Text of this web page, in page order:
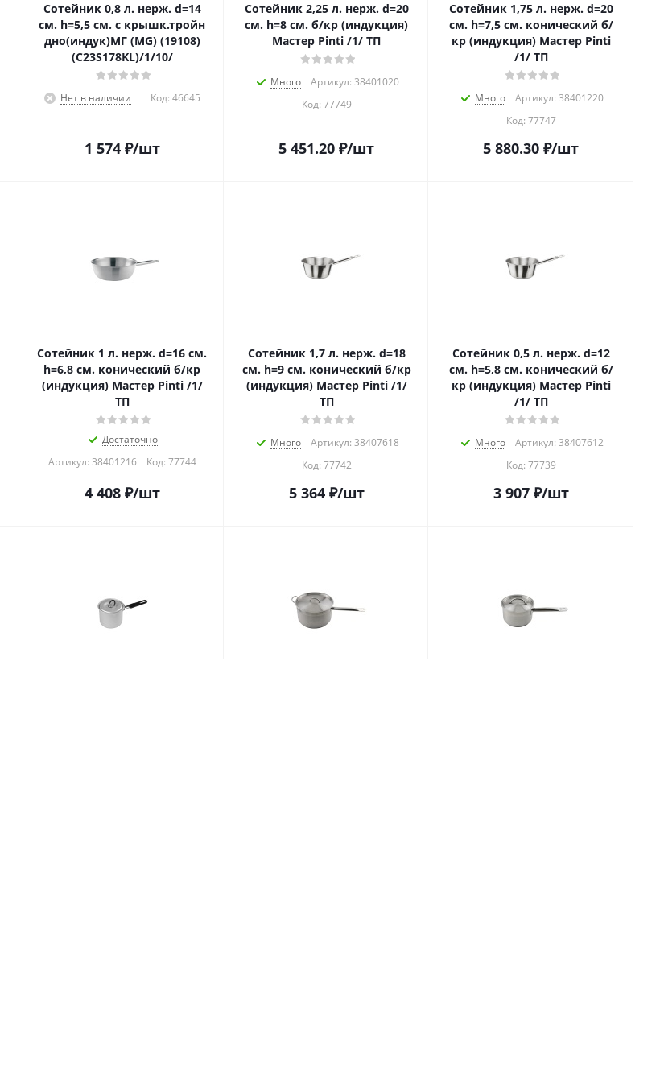
Сотейник 0,8 л. нерж. d=14
см. h=5,5 см. с крышк.тройн
дно(индук)МГ (MG) (19108)
(С23S178KL)/1/10/
Нет в наличии Код: 46645
1 574₽/шт
Сотейник 2,25 л. нерж. d=20
см. h=8 см. б/кр (индукция)
Мастер Pinti /1/ ТП
Много
Артикул: 38401020
Код: 77749
5 451.20 ₽/шт
Сотейник 1,75 л. нерж. d=20
см. h=7,5 см. конический б/
кр (индукция) Мастер Pinti
/1/ ТП
Много
Артикул: 38401220
Код: 77747
5 880.30 ₽/шт
Сотейник 1 л. нерж. d=16 см.
h=6,8 см. конический б/кр
(индукция) Мастер Pinti /1/
ТП
Достаточно
Артикул: 38401216
Код: 77744
4 408₽/шт
Сотейник 1,7 л. нерж. d=18
см. h=9 см. конический б/кр
(индукция) Мастер Pinti /1/
ТП
Много
Артикул: 38407618
Код: 77742
5 364₽/шт
Сотейник 0,5 л. нерж. d=12
см. h=5,8 см. конический б/
кр (индукция) Мастер Pinti
/1/ ТП
Много
Артикул: 38407612
Код: 77739
3 907₽/шт